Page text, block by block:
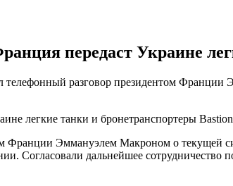
передаст Украине
разговор президентом
легкие танки и бронетранспортеры
Франции Эммануэлем Макроном о текущей
Согласовали дальнейшее